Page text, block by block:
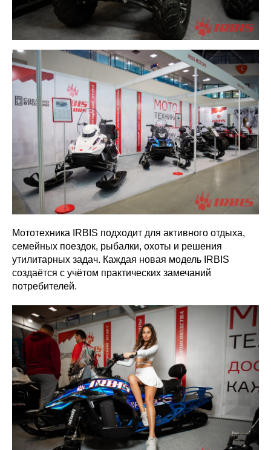
Мототехника IRBIS подходит для активного отдыха,
семейных поездок, рыбалки, охоты и решения
утилитарных задач. Каждая новая модель IRBIS
создаётся с учётом практических замечаний
потребителей.